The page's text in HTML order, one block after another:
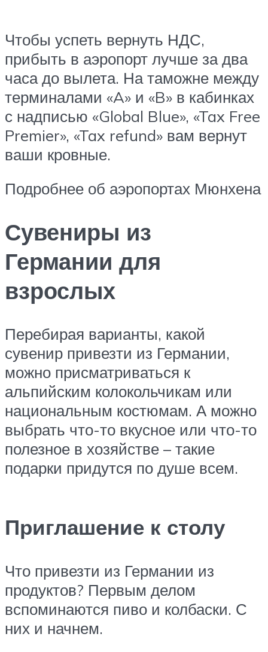
Чтобы успеть вернуть НДС,
прибыть в аэропорт лучше за два
часа до вылета. На таможне между
терминалами «A» и «B» в кабинках
с надписью «Global Blue», «Tax Free
Premier», «Tax refund» вам вернут
ваши кровные.
Подробнее об аэропортах Мюнхена
Сувениры из
Германии для
взрослых
Перебирая варианты, какой
сувенир привезти из Германии,
можно присматриваться к
альпийским колокольчикам или
национальным костюмам. А можно
выбрать что-то вкусное или что-то
полезное в хозяйстве – такие
подарки придутся по душе всем.
Приглашение к столу
Что привезти из Германии из
продуктов? Первым делом
вспоминаются пиво и колбаски. С
них и начнем.